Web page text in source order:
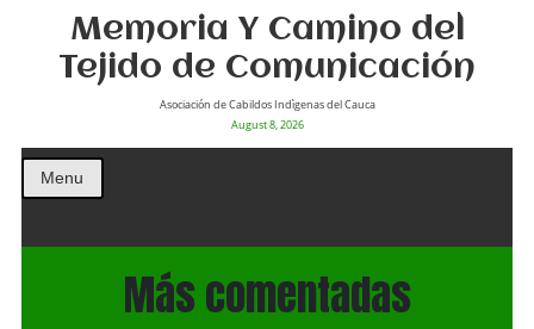
Memoria Y Camino del
Tejido de Comunicación
Asociación de Cabildos Indìgenas del Cauca
August 8, 2026
Menu
Más comentadas